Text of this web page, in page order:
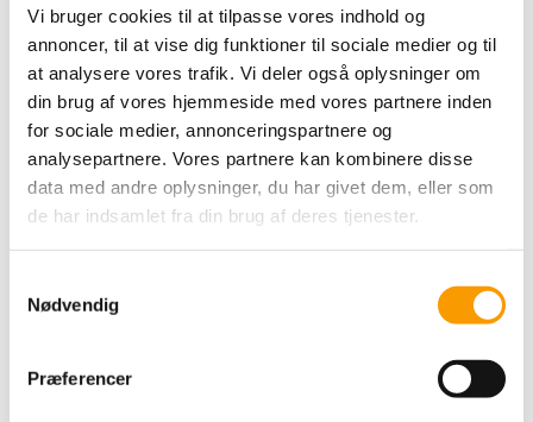
Vi bruger cookies til at tilpasse vores indhold og
annoncer, til at vise dig funktioner til sociale medier og til
at analysere vores trafik. Vi deler også oplysninger om
din brug af vores hjemmeside med vores partnere inden
for sociale medier, annonceringspartnere og
analysepartnere. Vores partnere kan kombinere disse
data med andre oplysninger, du har givet dem, eller som
de har indsamlet fra din brug af deres tjenester.
Nødvendig
Præferencer
49,00 DKK
VIS PRODUKT